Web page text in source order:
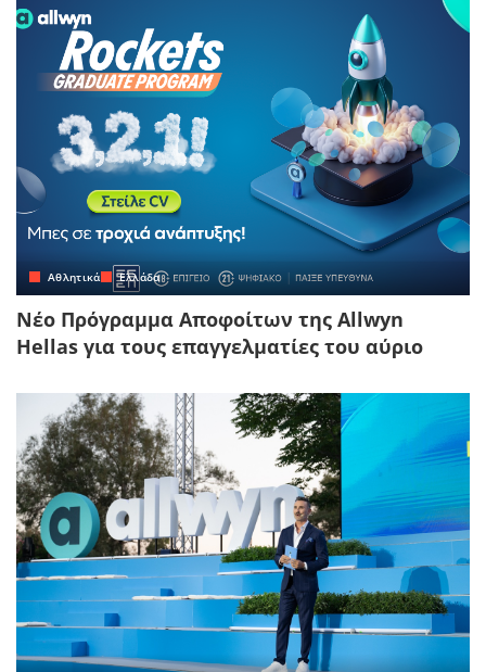
Αθλητικά Ελλάδα
Νέο Πρόγραμμα Αποφοίτων της Allwyn
Hellas για τους επαγγελματίες του αύριο